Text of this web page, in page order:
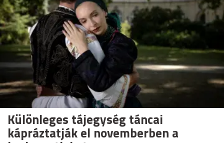
Különleges tájegység táncai
kápráztatják el novemberben a